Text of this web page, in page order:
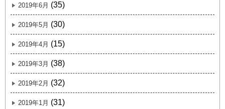
2019年6月 (35)
2019年5月 (30)
2019年4月 (15)
2019年3月 (38)
2019年2月 (32)
2019年1月 (31)